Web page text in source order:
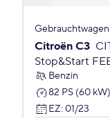
Gebrauchtwagen
Citroën C3
Stop&Start
Benzin
82 PS (60 kW)
EZ: 01/23